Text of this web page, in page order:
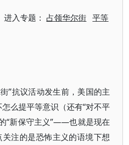
进入专题： 占领华尔街 平等
”抗议活动发生前，美国的主
么提平等意识（还有“对不平
“新保守主义”——也就是现在
关注的是恐怖主义的语境下想